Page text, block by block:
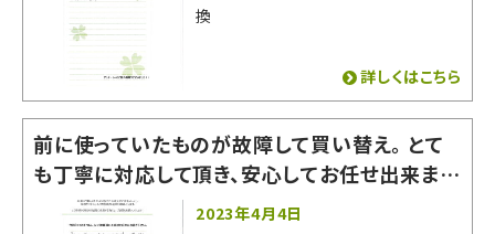
換
詳しくはこちら
前に使っていたものが故障して買い替え。 とて
も丁寧に対応して頂き、安心してお任せ出来まし
た！ 有難うございました。
2023年4月4日